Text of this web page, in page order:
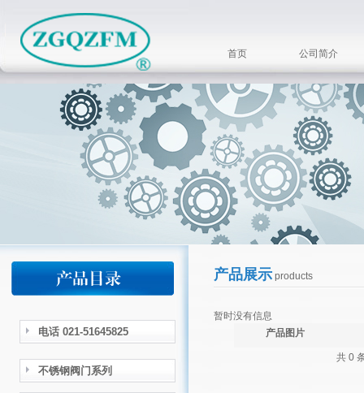
首页 公司简介
电话 021-51645825
不锈钢阀门系列
产品展示products
暂时没有信息
产品图片
共 0